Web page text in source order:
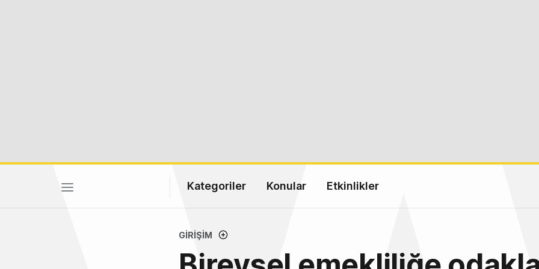
Kategoriler Konular Etkinlikler
GIRIŞIM